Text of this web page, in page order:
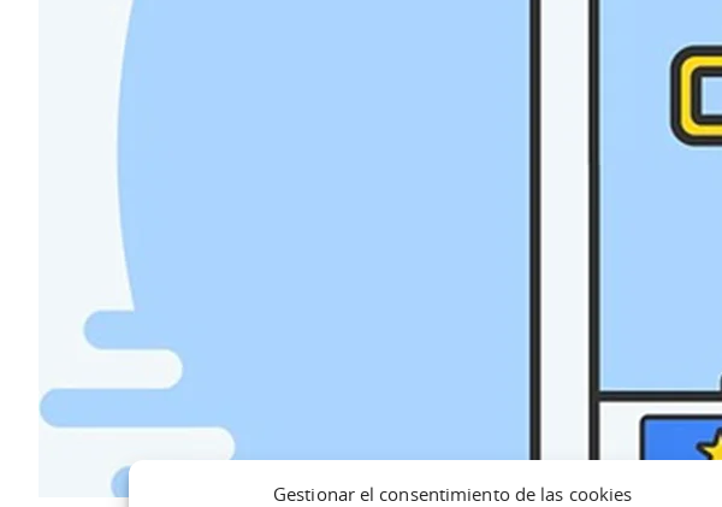
Gestionar el consentimiento de las cookies